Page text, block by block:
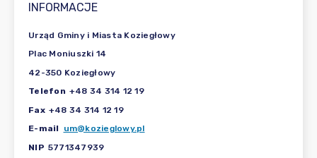
INFORMACJE
Urząd Gminy i Miasta Koziegłowy
Plac Moniuszki 14
42-350 Koziegłowy
Telefon +48 34 314 12 19
Fax +48 34 314 12 19
E-mail
um@kozieglowy.pl
NIP 5771347939